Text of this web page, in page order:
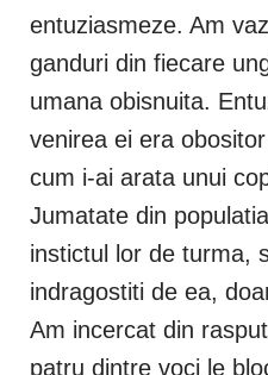
entuziasmeze. Am
ganduri din fiecare
umana obisnuita.
venirea ei era
cum i-ai arata unui
Jumatate din
instictul lor de turma,
indragostiti de ea,
Am incercat din
patru dintre voci le